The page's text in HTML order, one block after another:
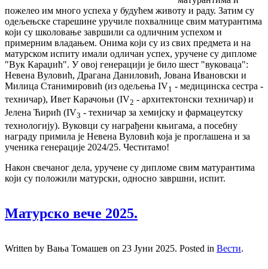
пожелео им много успеха у будућем животу и раду. Затим су
одељењске старешине уручиле похвалнице свим матурантима
који су школовање завршили са одличним успехом и
примерним владањем. Онима који су из свих предмета и на
матурском испиту имали одличан успех, уручене су дипломе
"Вук Караџић". У овој генерацији је било шест "вуковаца":
Невена Вуловић, Драгана Даниловић, Јована Ивановски и
Милица Станимировић (из одељења IV1 - медицинска сестра -
техничар), Ивет Карачоњи (IV2 - архитектонски техничар) и
Јелена Ћирић (IV3 - техничар за хемијску и фармацеутску
технологију). Вуковци су награђени књигама, а посебну
награду примила је Невена Вуловић која је проглашена и за
ученика генерације 2024/25. Честитамо!
Након свечаног дела, уручене су дипломе свим матурантима
који су положили матурски, односно завршни, испит.
Матурско вече 2025.
Written by Вања Томашев on 23 Јуни 2025. Posted in Вести.